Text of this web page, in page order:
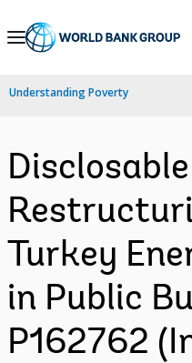
Skip
Navigation
Understanding Poverty
Disclosable
Turkey
in Public
P162762